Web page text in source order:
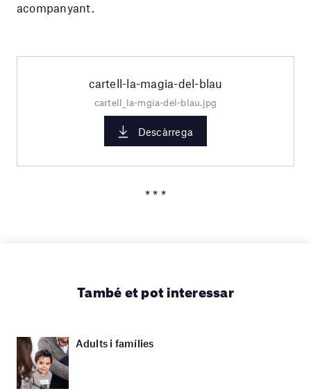
acompanyant.
cartell-la-magia-del-blau
cartell_la-mgia-del-blau.jpg
Descàrrega
* * *
També et pot interessar
Adults i famílies